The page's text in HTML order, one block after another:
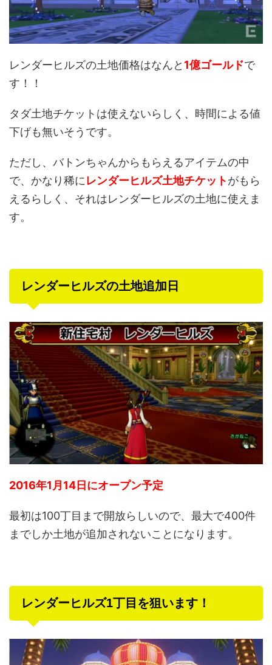
レンダーヒルズの土地価格はなんと 1億ゴールドで
す！！
タダ土地チケットは使えないらしく、時間による値
下げも無いそうです。
ただし、バトンちゃんからもらえるアイテムの中
で、かなり稀にレンダーヒルズ土地チケットがもら
えるらしく、それはレンダーヒルズの土地に使えま
す。
レンダーヒルズの土地追加日
2016年1月14日にオープン予定
最初は100丁目まで開放らしいので、最大で400件
までしか土地が追加されないことになります。
レンダーヒルズ1丁目を狙います！